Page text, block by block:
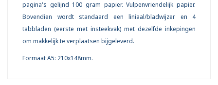
pagina's gelijnd 100 gram papier. Vulpenvriendelijk papier.
Bovendien wordt standaard een liniaal/bladwijzer en 4
tabbladen (eerste met insteekvak) met dezelfde inkepingen
om makkelijk te verplaatsen bijgeleverd.
Formaat A5: 210x148mm.